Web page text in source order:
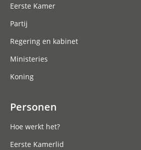
Eerste Kamer
Partij
Regering en kabinet
Ministeries
Koning
Personen
Hoe werkt het?
Eerste Kamerlid